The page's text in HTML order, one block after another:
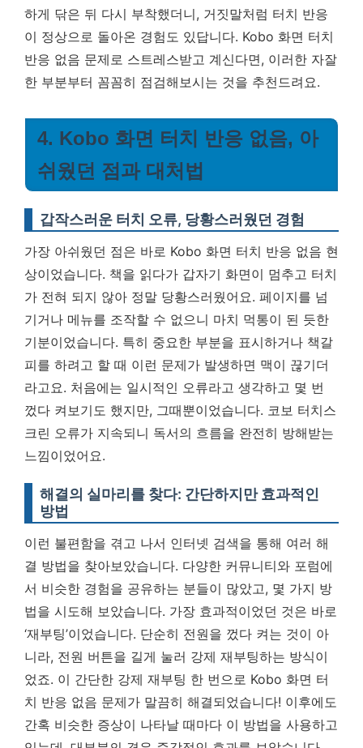
하게 닦은 뒤 다시 부착했더니, 거짓말처럼 터치 반응
이 정상으로 돌아온 경험도 있답니다. Kobo 화면 터치
반응 없음 문제로 스트레스받고 계신다면, 이러한 자잘
한 부분부터 꼼꼼히 점검해보시는 것을 추천드려요.
4. Kobo 화면 터치 반응 없음, 아
쉬웠던 점과 대처법
갑작스러운 터치 오류, 당황스러웠던 경험
가장 아쉬웠던 점은 바로 Kobo 화면 터치 반응 없음 현
상이었습니다. 책을 읽다가 갑자기 화면이 멈추고 터치
가 전혀 되지 않아 정말 당황스러웠어요. 페이지를 넘
기거나 메뉴를 조작할 수 없으니 마치 먹통이 된 듯한
기분이었습니다. 특히 중요한 부분을 표시하거나 책갈
피를 하려고 할 때 이런 문제가 발생하면 맥이 끊기더
라고요. 처음에는 일시적인 오류라고 생각하고 몇 번
껐다 켜보기도 했지만, 그때뿐이었습니다. 코보 터치스
크린 오류가 지속되니 독서의 흐름을 완전히 방해받는
느낌이었어요.
해결의 실마리를 찾다: 간단하지만 효과적인
방법
이런 불편함을 겪고 나서 인터넷 검색을 통해 여러 해
결 방법을 찾아보았습니다. 다양한 커뮤니티와 포럼에
서 비슷한 경험을 공유하는 분들이 많았고, 몇 가지 방
법을 시도해 보았습니다. 가장 효과적이었던 것은 바로
‘재부팅’이었습니다. 단순히 전원을 껐다 켜는 것이 아
니라, 전원 버튼을 길게 눌러 강제 재부팅하는 방식이
었죠. 이 간단한 강제 재부팅 한 번으로 Kobo 화면 터
치 반응 없음 문제가 말끔히 해결되었습니다! 이후에도
간혹 비슷한 증상이 나타날 때마다 이 방법을 사용하고